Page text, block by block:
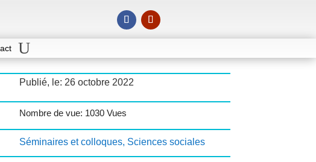
Publié, le: 26 octobre 2022
Nombre de vue: 1030 Vues
Séminaires et colloques, Sciences sociales